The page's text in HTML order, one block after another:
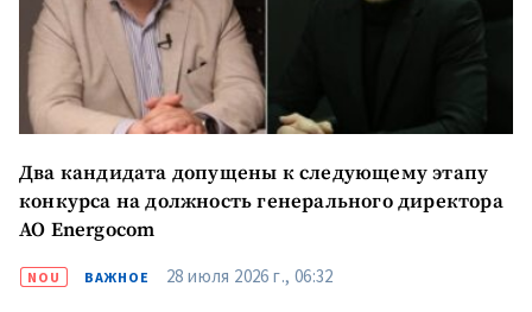
Два кандидата допущены к следующему этапу
конкурса на должность генерального директора
АО Energocom
NOU ВАЖНОЕ 28 июля 2026 г., 06:32